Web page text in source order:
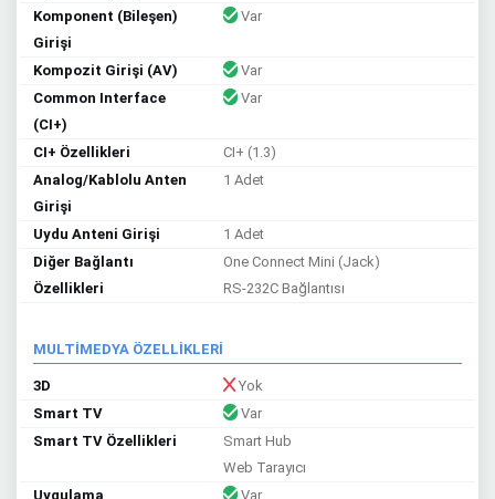
Komponent (Bileşen)
Girişi
Var
Kompozit Girişi (AV)
Var
Common Interface
(CI+)
Var
CI+ Özellikleri
CI+ (1.3)
Analog/Kablolu Anten
Girişi
1 Adet
Uydu Anteni Girişi
1 Adet
Diğer Bağlantı
Özellikleri
One Connect Mini (Jack)
RS-232C Bağlantısı
MULTİMEDYA ÖZELLİKLERİ
3D
Yok
Smart TV
Var
Smart TV Özellikleri
Smart Hub
Web Tarayıcı
Uygulama
Var